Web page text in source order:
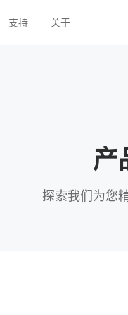
支持 关于
产
探索我们为您